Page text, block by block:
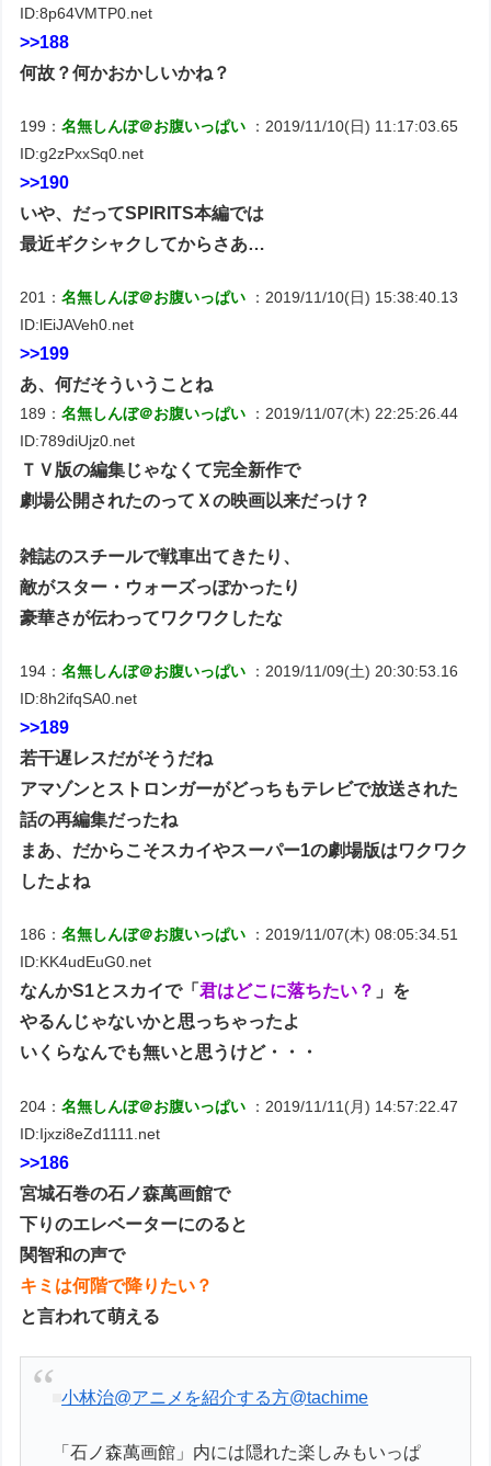
ID:8p64VMTP0.net
>>188
何故？何かおかしいかね？
199：名無しんぼ＠お腹いっぱい
：2019/11/10(日) 11:17:03.65
ID:g2zPxxSq0.net
>>190
いや、だってSPIRITS本編では
最近ギクシャクしてからさあ…
201：名無しんぼ＠お腹いっぱい
：2019/11/10(日) 15:38:40.13
ID:lEiJAVeh0.net
>>199
あ、何だそういうことね
189：名無しんぼ＠お腹いっぱい
：2019/11/07(木) 22:25:26.44
ID:789diUjz0.net
ＴＶ版の編集じゃなくて完全新作で
劇場公開されたのってＸの映画以来だっけ？
雑誌のスチールで戦車出てきたり、
敵がスター・ウォーズっぽかったり
豪華さが伝わってワクワクしたな
194：名無しんぼ＠お腹いっぱい
：2019/11/09(土) 20:30:53.16
ID:8h2ifqSA0.net
>>189
若干遅レスだがそうだね
アマゾンとストロンガーがどっちもテレビで放送された
話の再編集だったね
まあ、だからこそスカイやスーパー1の劇場版はワクワク
したよね
186：名無しんぼ＠お腹いっぱい
：2019/11/07(木) 08:05:34.51
ID:KK4udEuG0.net
なんかS1とスカイで「君はどこに落ちたい？ 」を
やるんじゃないかと思っちゃったよ
いくらなんでも無いと思うけど・・・
204：名無しんぼ＠お腹いっぱい
：2019/11/11(月) 14:57:22.47
ID:Ijxzi8eZd1111.net
>>186
宮城石巻の石ノ森萬画館で
下りのエレベーターにのると
関智和の声で
キミは何階で降りたい？
と言われて萌える
小林治@アニメを紹介する方@tachime
「石ノ森萬画館」内には隠れた楽しみもいっぱ